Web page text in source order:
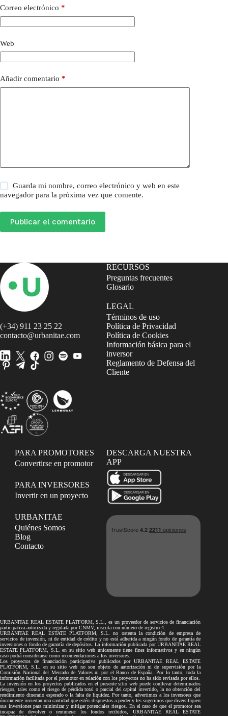
Correo electrónico *
Web
Añadir comentario *
Guarda mi nombre, correo electrónico y web en este
navegador para la próxima vez que comente.
Publicar el comentario
(+34) 911 23 25 22
contacto@urbanitae.com
RECURSOS
Preguntas frecuentes
Glosario
LEGAL
Términos de uso
Política de Privacidad
Política de Cookies
Información básica para el
inversor
Reglamento de Defensa del
Cliente
PARA PROMOTORES
Convertirse en promotor
PARA INVERSORES
Invertir en un proyecto
URBANITAE
Quiénes Somos
Blog
Contacto
DESCARGA NUESTRA
APP
URBANITAE REAL ESTATE PLATFORM, S.L., es un proveedor de servicios de financiación
participativa autorizada y regulada por CNMV, inscrita con número de registro 4.
URBANITAE REAL ESTATE PLATFORM, S.L. no ostenta la condición de empresa de
servicios de inversión, ni de entidad de crédito y no está adherida a ningún fondo de garantía de
inversiones o fondo de garantía de depósitos. La información publicada por URBANITAE REAL
ESTATE PLATFORM, S.L. en su sitio web únicamente tiene fines informativos y en ningún
caso podrá considerarse como recomendaciones a los inversores.
Los proyectos de financiación participativa publicados por URBANITAE REAL ESTATE
PLATFORM, S.L. en su sitio web no son objeto de autorización ni de supervisión por la
Comisión Nacional del Mercado de Valores ni por el Banco de España. Por lo tanto, toda la
información facilitada por el promotor en relación con los proyectos no ha sido revisada por ellos.
La inversión en los proyectos publicados en el presente sitio web puede conllevar determinados
riesgos, tales como el riesgo de pérdida total o parcial del capital invertido, la no obtención del
rendimiento dinerario esperado o la falta de liquidez. Por tanto, advertimos a los inversores que
únicamente inviertan una cantidad que estén dispuestos a perder y les sugerimos que diversifiquen
sus inversiones para minimizar y mitigar potenciales riesgos. En el caso de que el promotor sea
incapaz de devolver o remunerar los fondos recibidos, URBANITAE REAL ESTATE